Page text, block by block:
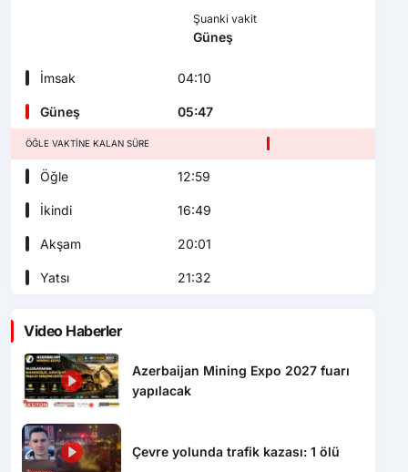
Şuanki vakit
Güneş
İmsak 04:10
Güneş 05:47
ÖĞLE VAKTINE KALAN SÜRE
Öğle 12:59
İkindi 16:49
Akşam 20:01
Yatsı 21:32
Video Haberler
Azerbaijan Mining Expo 2027 fuarı
yapılacak
Çevre yolunda trafik kazası: 1 ölü